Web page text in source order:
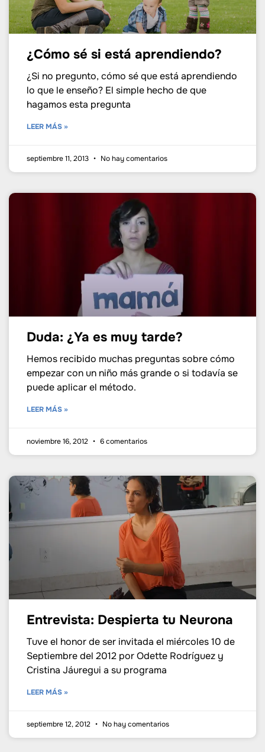
¿Cómo sé si está aprendiendo?
¿Si no pregunto, cómo sé que está aprendiendo
lo que le enseño? El simple hecho de que
hagamos esta pregunta
LEER MÁS »
septiembre 11, 2013 No hay comentarios
Duda: ¿Ya es muy tarde?
Hemos recibido muchas preguntas sobre cómo
empezar con un niño más grande o si todavía se
puede aplicar el método.
LEER MÁS »
noviembre 16, 2012 6 comentarios
Entrevista: Despierta tu Neurona
Tuve el honor de ser invitada el miércoles 10 de
Septiembre del 2012 por Odette Rodríguez y
Cristina Jáuregui a su programa
LEER MÁS »
septiembre 12, 2012 No hay comentarios